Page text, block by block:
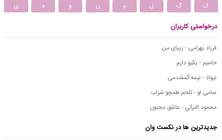
ک
گ ل م ن و ه ی
درخواستی کاربران
فرزاد بهرامی - زیبای من
حامیم - یکیو دارم
نیواد - نیمه گمشدمی
سامی لو - تلخم همچو شراب
محمود التركي - عاشق مجنون
جدیدترین ها در نکست وان